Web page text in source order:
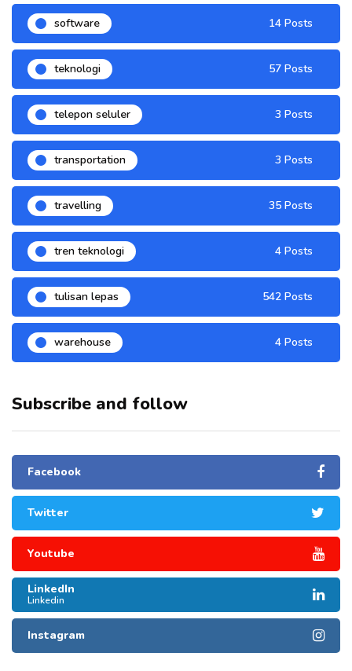
software 14 Posts
teknologi 57 Posts
telepon seluler 3 Posts
transportation 3 Posts
travelling 35 Posts
tren teknologi 4 Posts
tulisan lepas 542 Posts
warehouse 4 Posts
Subscribe and follow
Facebook
Twitter
Youtube
LinkedIn
Linkedin
Instagram